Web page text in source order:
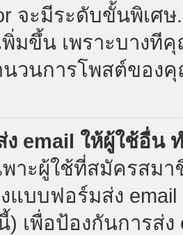
จะมีระดับขั้นพิเศ
มขึ้น เพราะบางที
นวนการโพสต์ของ
email ให้ผู้ใช้อื่น
าะผู้ใช้ที่สมัครสมา
แบบฟอร์มส่ง
เพื่อป้องกันการส่ง